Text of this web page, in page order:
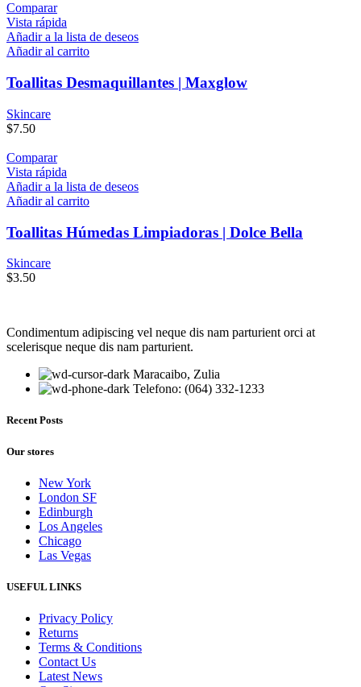
Comparar
Vista rápida
Añadir a la lista de deseos
Añadir al carrito
Toallitas Desmaquillantes | Maxglow
Skincare
$7.50
Comparar
Vista rápida
Añadir a la lista de deseos
Añadir al carrito
Toallitas Húmedas Limpiadoras | Dolce Bella
Skincare
$3.50
Condimentum adipiscing vel neque dis nam parturient orci at
scelerisque neque dis nam parturient.
Maracaibo, Zulia
Telefono: (064) 332-1233
Recent Posts
Our stores
New York
London SF
Edinburgh
Los Angeles
Chicago
Las Vegas
USEFUL LINKS
Privacy Policy
Returns
Terms & Conditions
Contact Us
Latest News